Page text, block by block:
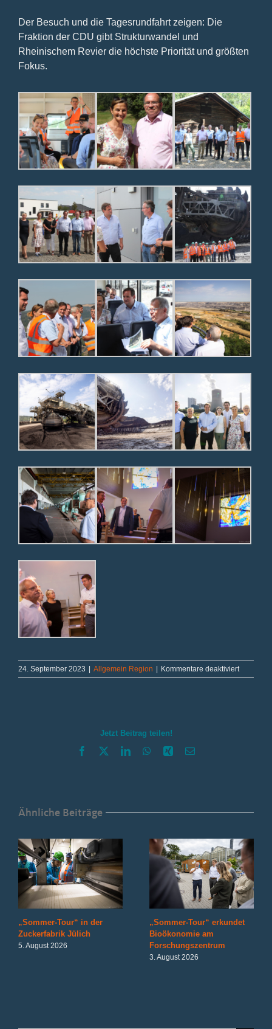
Der Besuch und die Tagesrundfahrt zeigen: Die
Fraktion der CDU gibt Strukturwandel und
Rheinischem Revier die höchste Priorität und größten
Fokus.
24. September 2023 Allgemein Region Kommentare deaktiviertfür
360-
Jetzt Beitrag teilen!
Facebook LinkedInWhatsApp
Xing E-
Ähnliche Beiträge
„Sommer-Tour“ in der
Zuckerfabrik Jülich
5. August 2026
„Sommer-Tour“ erkundet
Bioökonomie am
Forschungszentrum
3. August 2026